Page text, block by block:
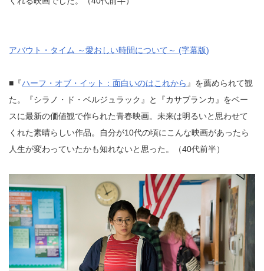
アバウト・タイム ～愛おしい時間について～ (字幕版)
■『ハーフ・オブ・イット：面白いのはこれから 』を薦められて観
た。『シラノ・ド・ベルジュラック』と『カサブランカ』をベー
スに最新の価値観で作られた青春映画。未来は明るいと思わせて
くれた素晴らしい作品。自分が10代の頃にこんな映画があったら
人生が変わっていたかも知れないと思った。（40代前半）